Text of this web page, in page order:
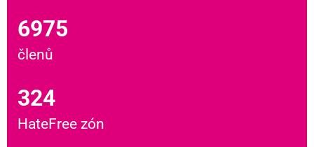
6975
členů
324
HateFree zón